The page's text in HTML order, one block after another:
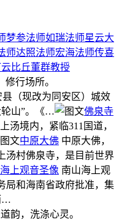
梦参法师如瑞法师星云大
师达照法师宏海法师传喜
比丘董群教授
修行场所。
县（现改为同安区）城效
轮山”。《…
佛泉寺
汤境内，紧临311国道，
中原大佛 中原大佛，
汤村佛泉寺，是目前世界
上观音圣像 南山海上观
局和海南省政府批准，集
…
韵，洗涤心灵。